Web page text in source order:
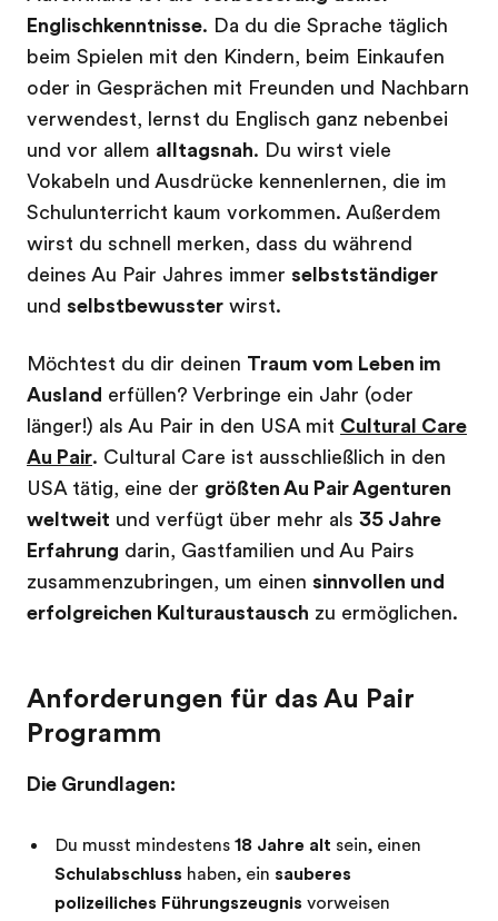
Englischkenntnisse. Da du die Sprache täglich
beim Spielen mit den Kindern, beim Einkaufen
oder in Gesprächen mit Freunden und Nachbarn
verwendest, lernst du Englisch ganz nebenbei
und vor allem alltagsnah. Du wirst viele
Vokabeln und Ausdrücke kennenlernen, die im
Schulunterricht kaum vorkommen. Außerdem
wirst du schnell merken, dass du während
deines Au Pair Jahres immer selbstständiger
und selbstbewusster wirst.
Möchtest du dir deinen Traum vom Leben im
Ausland erfüllen? Verbringe ein Jahr (oder
länger!) als Au Pair in den USA mit Cultural Care
Au Pair. Cultural Care ist ausschließlich in den
USA tätig, eine der größten Au Pair Agenturen
weltweit und verfügt über mehr als 35 Jahre
Erfahrung darin, Gastfamilien und Au Pairs
zusammenzubringen, um einen sinnvollen und
erfolgreichen Kulturaustausch zu ermöglichen.
Anforderungen für das Au Pair
Programm
Die Grundlagen:
Du musst mindestens 18 Jahre alt sein, einen
Schulabschluss haben, ein sauberes
polizeiliches Führungszeugnis vorweisen